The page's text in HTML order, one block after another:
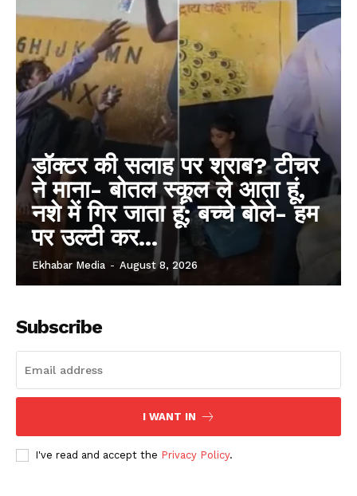
डॉक्टर की सलाह पर शराब? टीचर
ने माना- बोतल स्कूल ले आता हूं,
नशे में गिर जाता हूं; बच्चे बोले- हम
पर उल्टी कर...
Ekhabar Media - August 8, 2026
Subscribe
I WANT IN
I've read and accept the Privacy Policy.